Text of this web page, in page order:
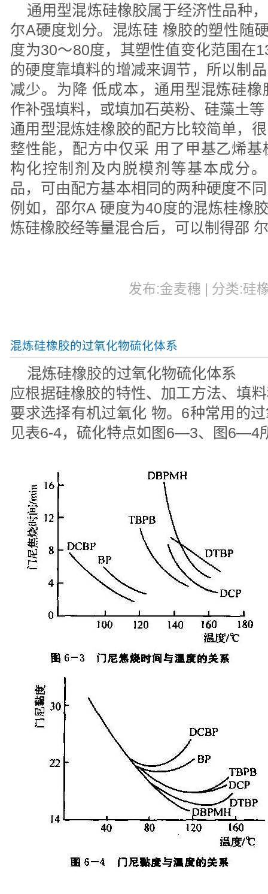
通用型混炼硅橡胶属于经济性品种
尔A硬度划分。混炼硅 橡胶的塑性随
度为30〜80度，其塑性值变化范围在
的硬度靠填料的增减来调节，所以制
减少。为降 低成本，通用型混炼硅
作补强填料，或填加石英粉、硅藻土
通用型混炼娃橡胶的配方比较简单，
整性能，配方中仅采 用了甲基乙烯
构化控制剂及内脱模剂等基本成分
品，可由配方基本相同的两种硬度不
例如，邵尔A 硬度为40度的混炼桂橡
炼硅橡胶经等量混合后，可以制得邵
发布:金麦穗 | 分类:硅
混炼硅橡胶的过氧化物硫化体系
混炼硅橡胶的过氧化物硫化体系
应根据硅橡胶的特性、加工方法、填
要求选择有机过氧化 物。6种常用的
见表6-4，硫化特点如图6—3、图6—4